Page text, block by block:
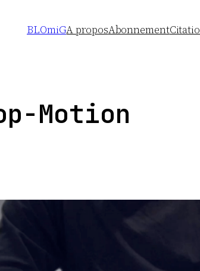
BLOmiGA proposAbonnement
Motion